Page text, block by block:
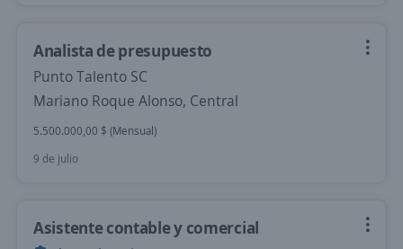
Analista de presupuesto
Punto Talento SC
Mariano Roque Alonso, Central
5.500.000,00 $ (Mensual)
9 de julio
Asistente contable y comercial